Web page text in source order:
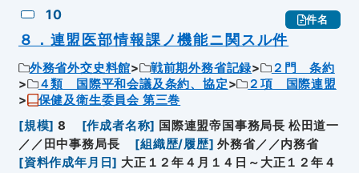
10 件名
８．連盟医部情報課ノ機能ニ関スル件
外務省外交史料館 戦前期外務省記録
２門 条約
４類 国際平和会議及条約、協定
２項 国際連盟
保健及衛生委員会 第三巻
[規模] 8 [作成者名称] 国際連盟帝国事務局長 松田道一
／／田中事務局長
[組織歴/履歴] 外務省／／内務省
[資料作成年月日] 大正１２年４月１４日～大正１２年４